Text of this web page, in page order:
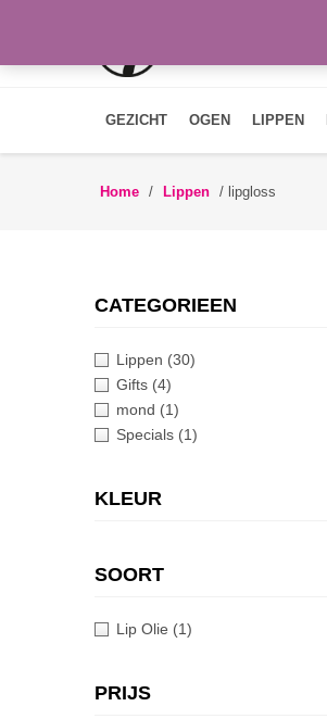
GEZICHT OGEN LIPPEN
Home / Lippen / lipgloss
CATEGORIEEN
Lippen (30)
Gifts (4)
mond (1)
Specials (1)
KLEUR
SOORT
Lip Olie (1)
PRIJS